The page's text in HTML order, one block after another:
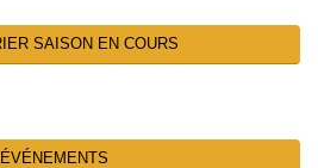
SAISON EN COURS
ÉVÉNEMENTS